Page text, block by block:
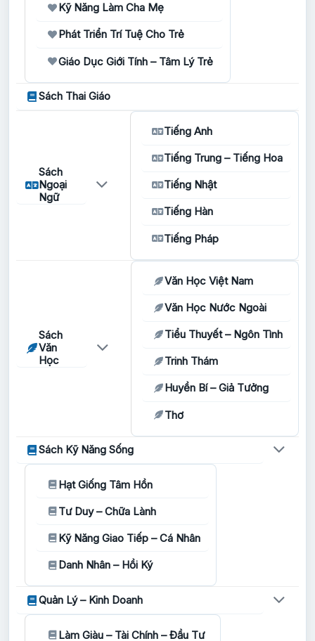
Kỹ Năng Làm Cha Mẹ
Phát Triển Trí Tuệ Cho Trẻ
Giáo Dục Giới Tính – Tâm Lý Trẻ
Sách Thai Giáo
Sách
Ngoại
Ngữ
Tiếng Anh
Tiếng Trung – Tiếng Hoa
Tiếng Nhật
Tiếng Hàn
Tiếng Pháp
Sách
Văn
Học
Văn Học Việt Nam
Văn Học Nước Ngoài
Tiểu Thuyết – Ngôn Tình
Trinh Thám
Huyền Bí – Giả Tưởng
Thơ
Sách Kỹ Năng Sống
Hạt Giống Tâm Hồn
Tư Duy – Chữa Lành
Kỹ Năng Giao Tiếp – Cá Nhân
Danh Nhân – Hồi Ký
Quản Lý – Kinh Doanh
Làm Giàu – Tài Chính – Đầu Tư